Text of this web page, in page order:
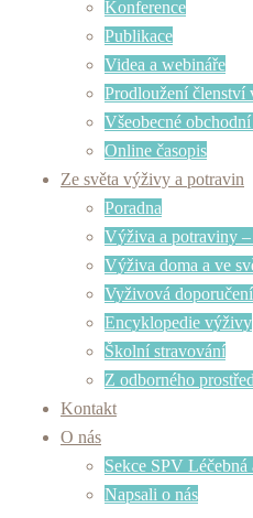
Konference
Publikace
Videa a webináře
Prodloužení členství
Všeobecné
Online časopis
Ze světa výživy a potravin
Poradna
Výživa a potraviny
Výživa doma a ve
Vyživová doporučení
Encyklopedie výživy
Školní stravování
Z odborného
Kontakt
O nás
Sekce SPV
Napsali o nás